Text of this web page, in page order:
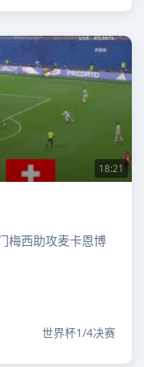
18:21
梅西助攻麦卡恩博
世界杯1/4决赛